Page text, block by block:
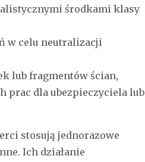
środkami klasy
w celu neutralizacji
lub fragmentów ścian,
prac dla ubezpieczyciela lub
stosują jednorazowe
Ich działanie